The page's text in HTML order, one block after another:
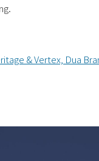
& Vertex, Dua